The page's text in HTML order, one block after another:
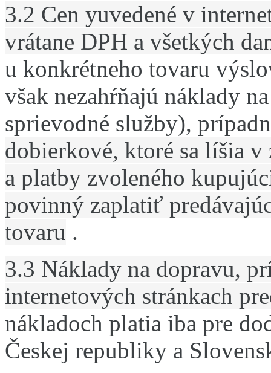
3.2 Cen yuvedené v
vrátane DPH a všetkých
u konkrétneho tovaru
však nezahŕňajú náklady
sprievodné služby),
dobierkové, ktoré sa líšia
a platby zvoleného
povinný zaplatiť
tovaru .
3.3 Náklady na dopravu,
internetových stránkach
nákladoch platia iba pre
Českej republiky a